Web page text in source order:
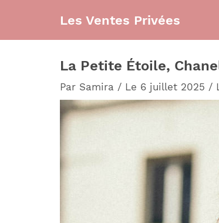
contenu
Les Ventes Privées
La Petite Étoile,
Par Samira / Le 6 juillet 2025 /